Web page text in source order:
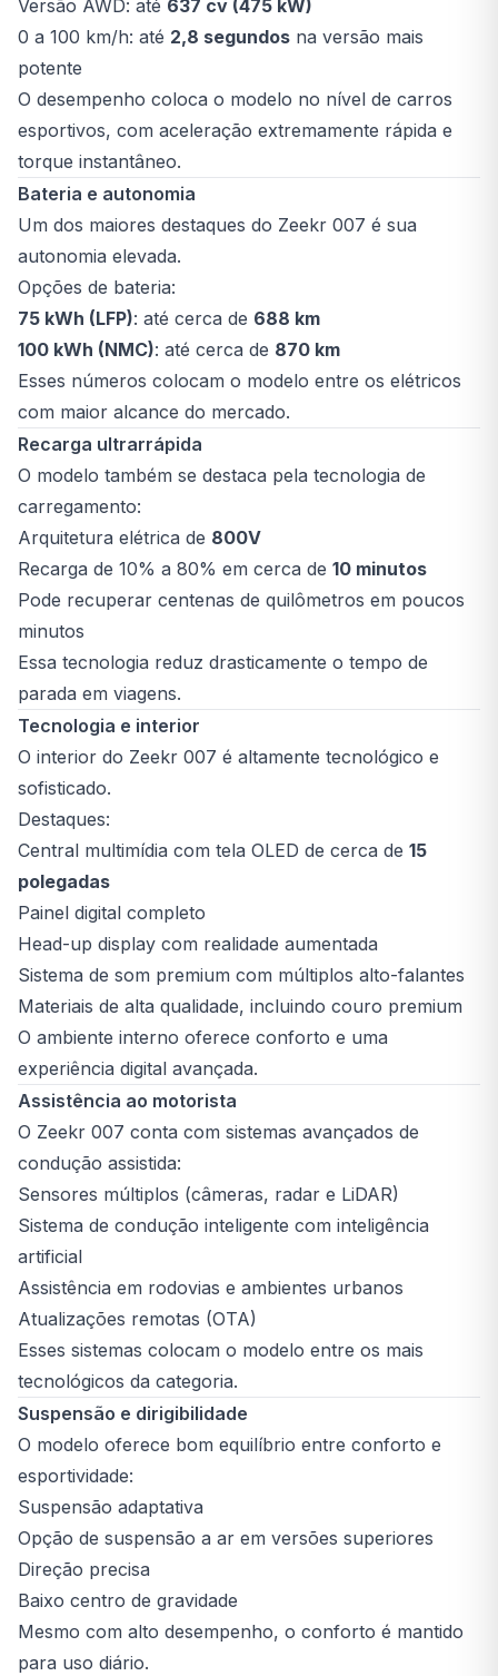
Versão AWD: até 637 cv (475 kW)
0 a 100 km/h: até 2,8 segundos na versão mais
potente
O desempenho coloca o modelo no nível de carros
esportivos, com aceleração extremamente rápida e
torque instantâneo.
Bateria e autonomia
Um dos maiores destaques do Zeekr 007 é sua
autonomia elevada.
Opções de bateria:
75 kWh (LFP): até cerca de 688 km
100 kWh (NMC): até cerca de 870 km
Esses números colocam o modelo entre os elétricos
com maior alcance do mercado.
Recarga ultrarrápida
O modelo também se destaca pela tecnologia de
carregamento:
Arquitetura elétrica de 800V
Recarga de 10% a 80% em cerca de 10 minutos
Pode recuperar centenas de quilômetros em poucos
minutos
Essa tecnologia reduz drasticamente o tempo de
parada em viagens.
Tecnologia e interior
O interior do Zeekr 007 é altamente tecnológico e
sofisticado.
Destaques:
Central multimídia com tela OLED de cerca de 15
polegadas
Painel digital completo
Head-up display com realidade aumentada
Sistema de som premium com múltiplos alto-falantes
Materiais de alta qualidade, incluindo couro premium
O ambiente interno oferece conforto e uma
experiência digital avançada.
Assistência ao motorista
O Zeekr 007 conta com sistemas avançados de
condução assistida:
Sensores múltiplos (câmeras, radar e LiDAR)
Sistema de condução inteligente com inteligência
artificial
Assistência em rodovias e ambientes urbanos
Atualizações remotas (OTA)
Esses sistemas colocam o modelo entre os mais
tecnológicos da categoria.
Suspensão e dirigibilidade
O modelo oferece bom equilíbrio entre conforto e
esportividade:
Suspensão adaptativa
Opção de suspensão a ar em versões superiores
Direção precisa
Baixo centro de gravidade
Mesmo com alto desempenho, o conforto é mantido
para uso diário.